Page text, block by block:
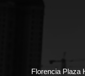
Florencia Plaza